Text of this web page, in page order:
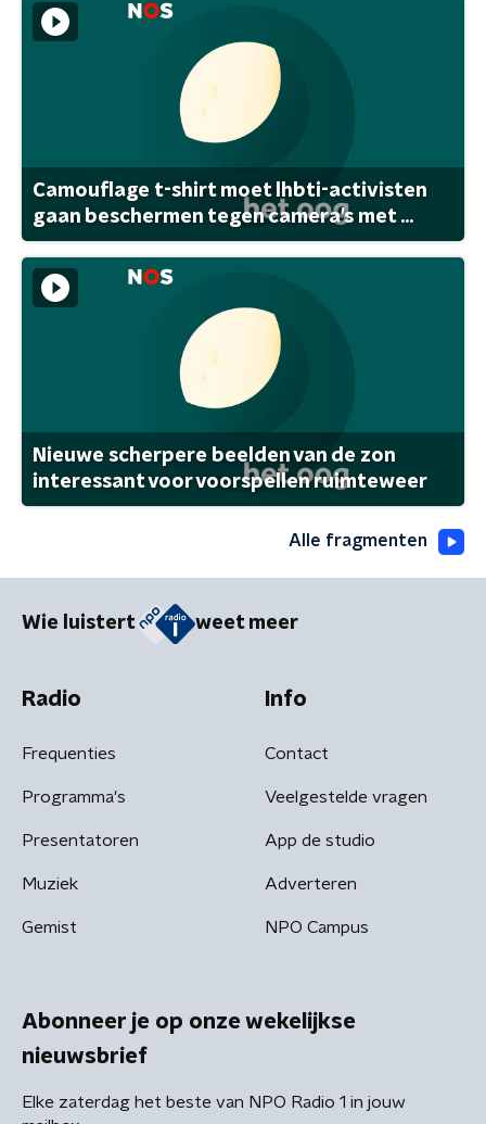
Camouflage t-shirt moet lhbti-activisten
gaan beschermen tegen camera's met ...
Nieuwe scherpere beelden van de zon
interessant voor voorspellen ruimteweer
Alle fragmenten
Wie luistert weet meer
Radio
Frequenties
Programma's
Presentatoren
Muziek
Gemist
Info
Contact
Veelgestelde vragen
App de studio
Adverteren
NPO Campus
Abonneer je op onze wekelijkse
nieuwsbrief
Elke zaterdag het beste van NPO Radio 1 in jouw